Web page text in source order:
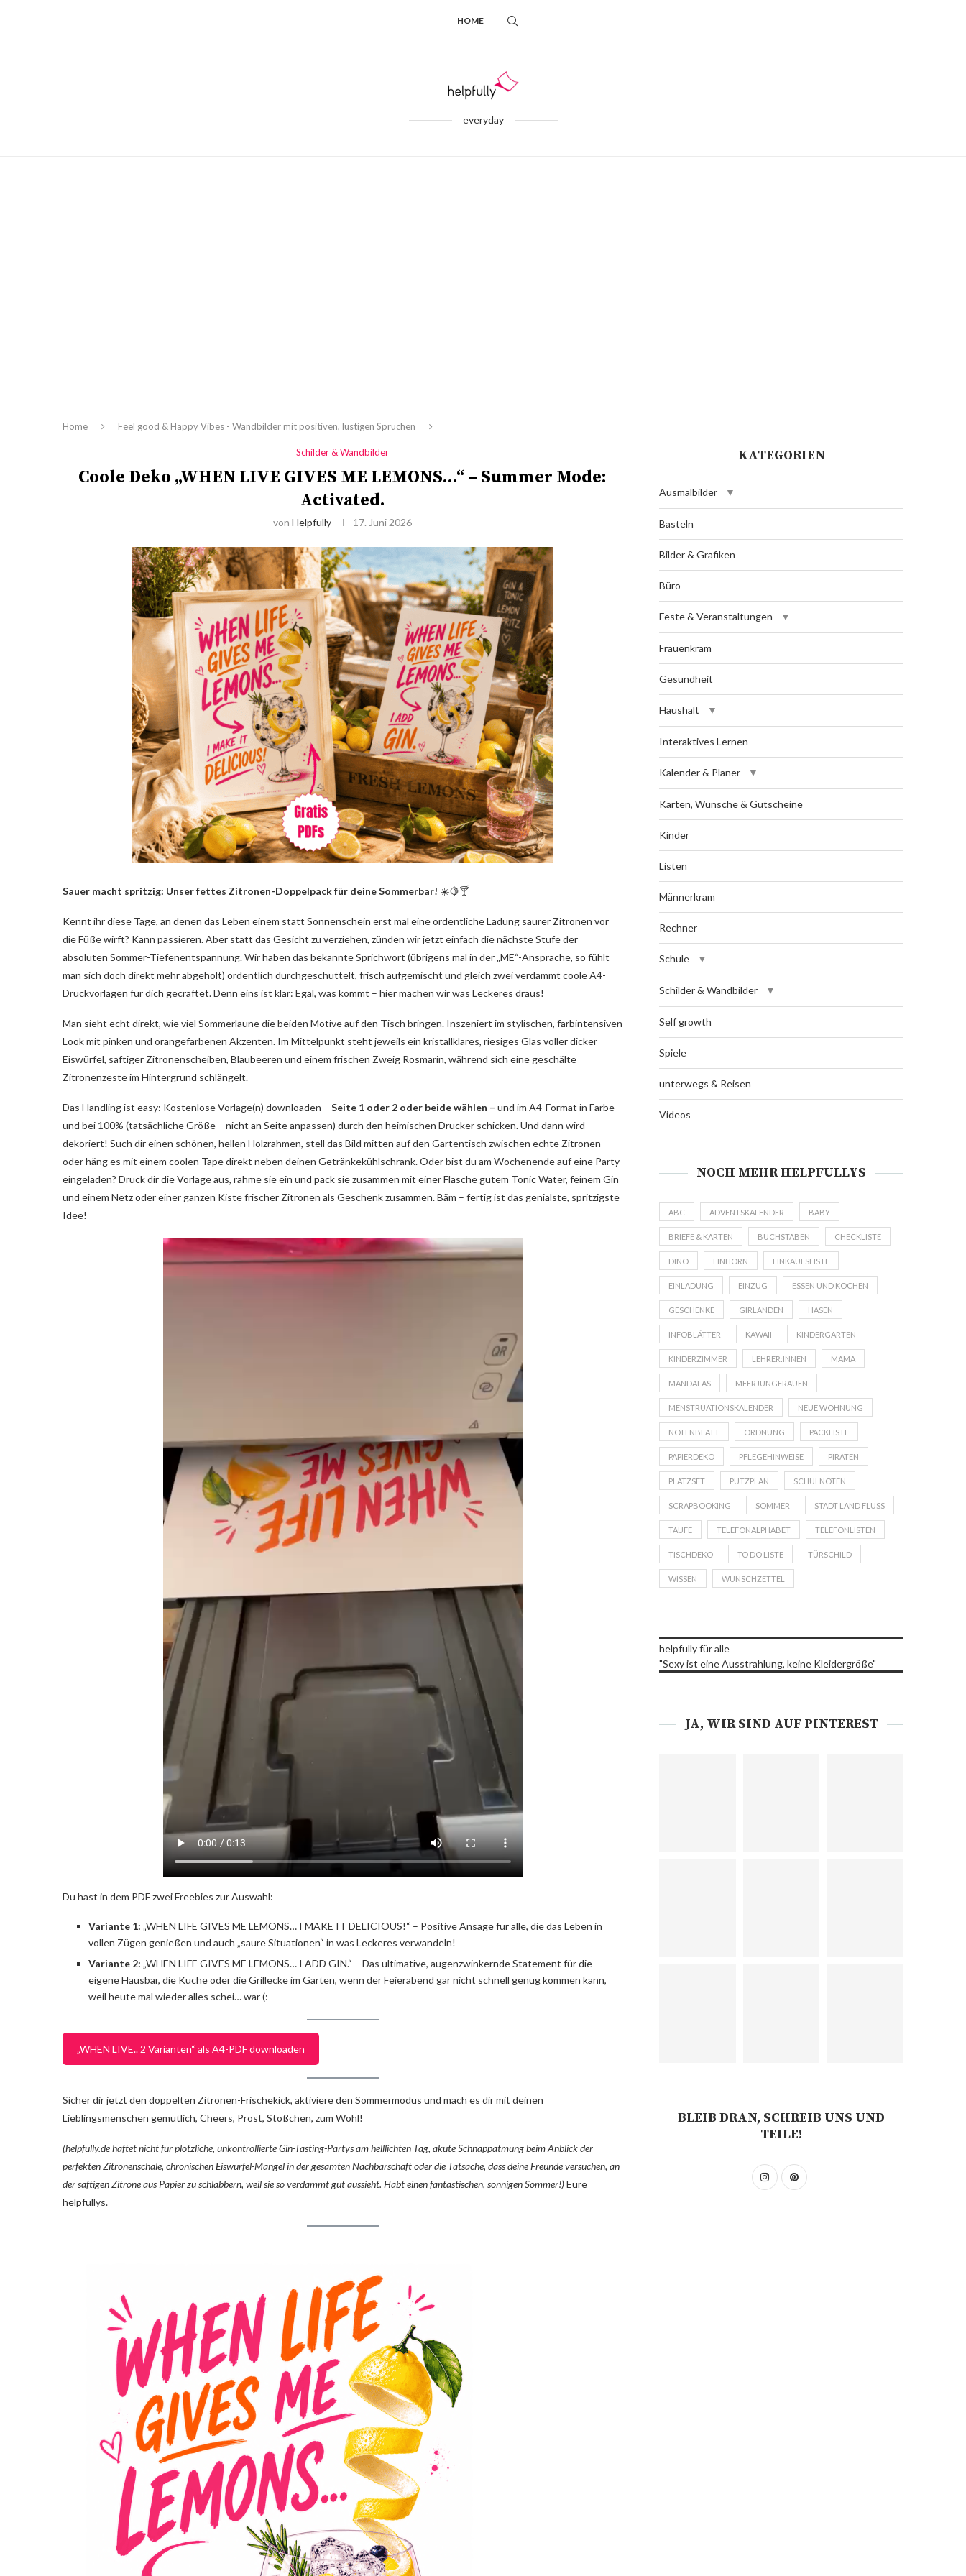
HOME
everyday
Home Feel good & Happy Vibes - Wandbilder mit positiven, lustigen Sprüchen
Schilder & Wandbilder
Coole Deko „WHEN LIVE GIVES ME LEMONS…“ – Summer Mode:
Activated.
vonHelpfully 17. Juni 2026
Sauer macht spritzig: Unser fettes Zitronen-Doppelpack für deine Sommerbar! ☀️🍋🍸
Kennt ihr diese Tage, an denen das Leben einem statt Sonnenschein erst mal eine ordentliche Ladung saurer Zitronen vor
die Füße wirft? Kann passieren. Aber statt das Gesicht zu verziehen, zünden wir jetzt einfach die nächste Stufe der
absoluten Sommer-Tiefenentspannung. Wir haben das bekannte Sprichwort (übrigens mal in der „ME“-Ansprache, so fühlt
man sich doch direkt mehr abgeholt) ordentlich durchgeschüttelt, frisch aufgemischt und gleich zwei verdammt coole A4-
Druckvorlagen für dich gecraftet. Denn eins ist klar: Egal, was kommt – hier machen wir was Leckeres draus!
Man sieht echt direkt, wie viel Sommerlaune die beiden Motive auf den Tisch bringen. Inszeniert im stylischen, farbintensiven
Look mit pinken und orangefarbenen Akzenten. Im Mittelpunkt steht jeweils ein kristallklares, riesiges Glas voller dicker
Eiswürfel, saftiger Zitronenscheiben, Blaubeeren und einem frischen Zweig Rosmarin, während sich eine geschälte
Zitronenzeste im Hintergrund schlängelt.
Das Handling ist easy: Kostenlose Vorlage(n) downloaden – Seite 1 oder 2 oder beide wählen – und im A4-Format in Farbe
und bei 100% (tatsächliche Größe – nicht an Seite anpassen) durch den heimischen Drucker schicken. Und dann wird
dekoriert! Such dir einen schönen, hellen Holzrahmen, stell das Bild mitten auf den Gartentisch zwischen echte Zitronen
oder häng es mit einem coolen Tape direkt neben deinen Getränkekühlschrank. Oder bist du am Wochenende auf eine Party
eingeladen? Druck dir die Vorlage aus, rahme sie ein und pack sie zusammen mit einer Flasche gutem Tonic Water, feinem Gin
und einem Netz oder einer ganzen Kiste frischer Zitronen als Geschenk zusammen. Bäm – fertig ist das genialste, spritzigste
Idee!
Du hast in dem PDF zwei Freebies zur Auswahl:
Variante 1: „WHEN LIFE GIVES ME LEMONS… I MAKE IT DELICIOUS!“ – Positive Ansage für alle, die das Leben in
vollen Zügen genießen und auch „saure Situationen“ in was Leckeres verwandeln!
Variante 2: „WHEN LIFE GIVES ME LEMONS… I ADD GIN.“ – Das ultimative, augenzwinkernde Statement für die
eigene Hausbar, die Küche oder die Grillecke im Garten, wenn der Feierabend gar nicht schnell genug kommen kann,
weil heute mal wieder alles schei… war (:
„WHEN LIVE.. 2 Varianten“ als A4-PDF downloaden
Sicher dir jetzt den doppelten Zitronen-Frischekick, aktiviere den Sommermodus und mach es dir mit deinen
Lieblingsmenschen gemütlich, Cheers, Prost, Stößchen, zum Wohl!
(helpfully.de haftet nicht für plötzliche, unkontrollierte Gin-Tasting-Partys am helllichten Tag, akute Schnappatmung beim Anblick der
perfekten Zitronenschale, chronischen Eiswürfel-Mangel in der gesamten Nachbarschaft oder die Tatsache, dass deine Freunde versuchen, an
der saftigen Zitrone aus Papier zu schlabbern, weil sie so verdammt gut aussieht. Habt einen fantastischen, sonnigen Sommer!)Eure
helpfullys.
KATEGORIEN
Ausmalbilder
Basteln
Bilder & Grafiken
Büro
Feste & Veranstaltungen
Frauenkram
Gesundheit
Haushalt
Interaktives Lernen
Kalender & Planer
Karten, Wünsche & Gutscheine
Kinder
Listen
Männerkram
Rechner
Schule
Schilder & Wandbilder
Self growth
Spiele
unterwegs & Reisen
Videos
NOCH MEHR HELPFULLYS
ABC ADVENTSKALENDER BABY
BRIEFE & KARTEN BUCHSTABEN CHECKLISTE
DINO EINHORN EINKAUFSLISTE
EINLADUNG EINZUG ESSEN UND KOCHEN
GESCHENKE GIRLANDEN HASEN
INFOBLÄTTER KAWAII KINDERGARTEN
KINDERZIMMER LEHRER:INNEN MAMA
MANDALAS MEERJUNGFRAUEN
MENSTRUATIONSKALENDER NEUE WOHNUNG
NOTENBLATT ORDNUNG PACKLISTE
PAPIERDEKO PFLEGEHINWEISE PIRATEN
PLATZSET PUTZPLAN SCHULNOTEN
SCRAPBOOKING SOMMER STADT LAND FLUSS
TAUFE TELEFONALPHABET TELEFONLISTEN
TISCHDEKO TO DO LISTE TÜRSCHILD
WISSEN WUNSCHZETTEL
helpfully für alle
"Sexy ist eine Ausstrahlung, keine Kleidergröße"
JA, WIR SIND AUF PINTEREST
BLEIB DRAN, SCHREIB UNS UND
TEILE!